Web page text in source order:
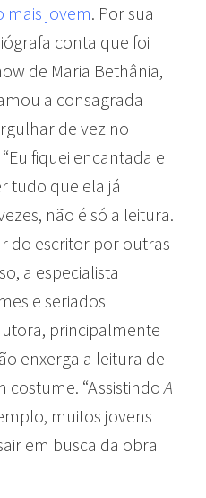
mais jovem. Por sua
conta que foi
de Maria Bethânia,
a consagrada
de vez no
fiquei encantada e
tudo que ela já
não é só a leitura.
do escritor por outras
a especialista
e seriados
principalmente
enxerga a leitura de
costume. “AssistindoA
muitos jovens
em busca da obra